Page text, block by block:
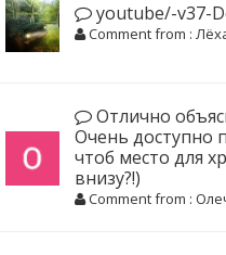
youtube/-v37-
Comment from :
Отлично
Очень доступно
чтоб место для
внизу?!)
Comment from :